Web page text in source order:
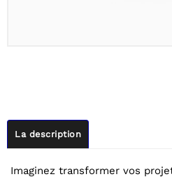
La description
Imaginez transformer vos